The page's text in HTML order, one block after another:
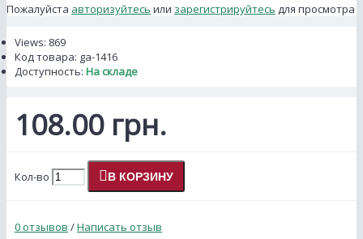
Пожалуйста авторизуйтесь или зарегистрируйтесь для просмотра
Views: 869
Код товара: ga-1416
Доступность: На складе
108.00 грн.
Кол-во В КОРЗИНУ
0 отзывов /Написать отзыв